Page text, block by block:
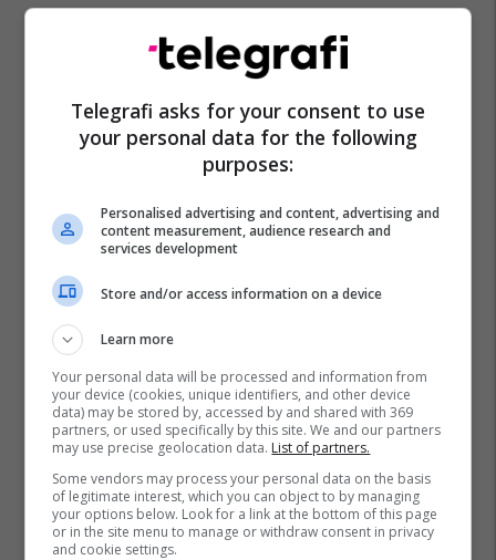
Ministria E Mbrojtjes E Shqipërisë
Telegrafi asks for your consent to use
your personal data for the following
purposes:
Personalised advertising and content, advertising and
content measurement, audience research and
services development
Store and/or access information on a device
Learn more
Your personal data will be processed and information from
your device (cookies, unique identifiers, and other device
data) may be stored by, accessed by and shared with 369
partners, or used specifically by this site. We and our partners
may use precise geolocation data. List of partners.
Some vendors may process your personal data on the basis
of legitimate interest, which you can object to by managing
your options below. Look for a link at the bottom of this page
or in the site menu to manage or withdraw consent in privacy
and cookie settings.